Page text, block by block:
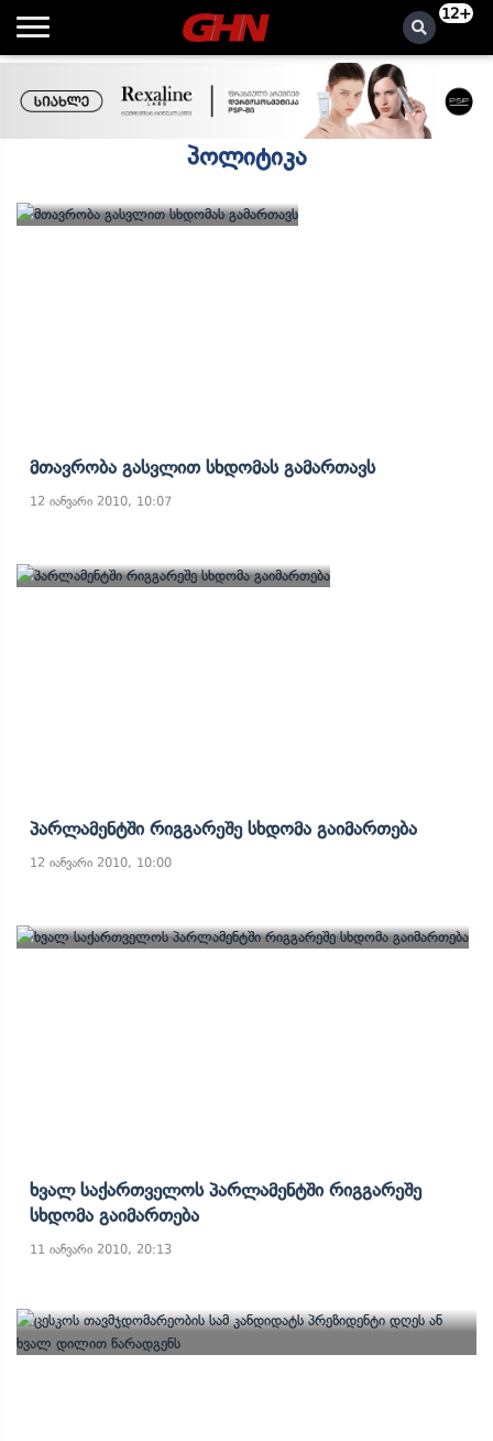
12+
პოლიტიკა
Მთავრობა Გასვლით Სხდომას Გამართავს
12 იანვარი 2010, 10:07
Პარლამენტში Რიგგარეშე Სხდომა Გაიმართება
12 იანვარი 2010, 10:00
Ხვალ Საქართველოს Პარლამენტში Რიგგარეშე
Სხდომა Გაიმართება
11 იანვარი 2010, 20:13